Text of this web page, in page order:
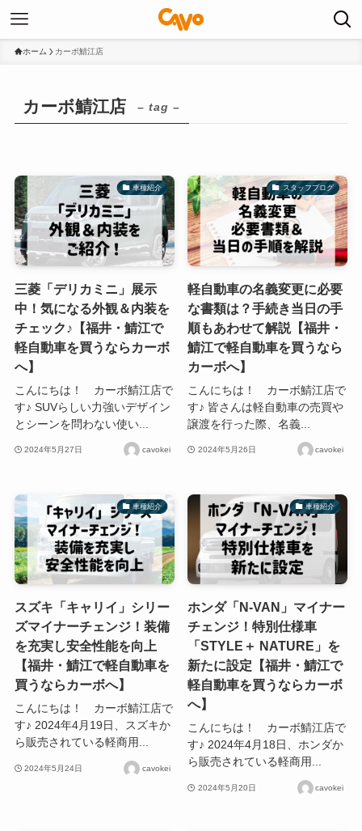
ホーム カーボ鯖江店
カーボ鯖江店 – tag –
車種紹介
三菱「デリカミニ」展示
中！気になる外観＆内装を
チェック♪【福井・鯖江で
軽自動車を買うならカーボ
へ】
こんにちは！ カーボ鯖江店で
す♪ SUVらしい力強いデザイン
とシーンを問わない使い...
2024年5月27日 cavokei
スタッフブログ
軽自動車の名義変更に必要
な書類は？手続き当日の手
順もあわせて解説【福井・
鯖江で軽自動車を買うなら
カーボへ】
こんにちは！ カーボ鯖江店で
す♪ 皆さんは軽自動車の売買や
譲渡を行った際、名義...
2024年5月26日 cavokei
車種紹介
スズキ「キャリイ」シリー
ズマイナーチェンジ！装備
を充実し安全性能を向上
【福井・鯖江で軽自動車を
買うならカーボへ】
こんにちは！ カーボ鯖江店で
す♪ 2024年4月19日、スズキか
ら販売されている軽商用...
2024年5月24日 cavokei
車種紹介
ホンダ「N-VAN」マイナー
チェンジ！特別仕様車
「STYLE＋ NATURE」を
新たに設定【福井・鯖江で
軽自動車を買うならカーボ
へ】
こんにちは！ カーボ鯖江店で
す♪ 2024年4月18日、ホンダか
ら販売されている軽商用...
2024年5月20日 cavokei